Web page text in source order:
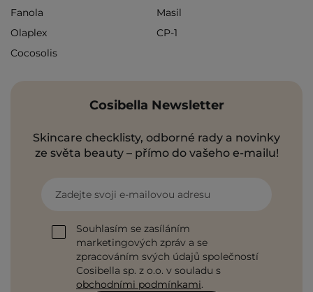
Fanola
Masil
Olaplex
CP-1
Cocosolis
Cosibella Newsletter
Skincare checklisty, odborné rady a novinky
ze světa beauty – přímo do vašeho e-mailu!
Zadejte svoji e-mailovou adresu
Souhlasím se zasíláním
marketingových zpráv a se
zpracováním svých údajů společností
Cosibella sp. z o.o. v souladu s
obchodními podmínkami.